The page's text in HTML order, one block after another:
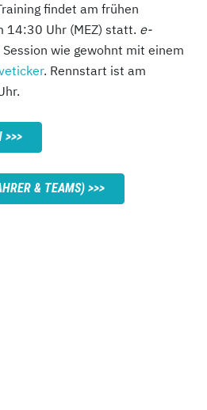
findet am frühen
14:30 Uhr (MEZ) statt. e-
wie gewohnt mit einem
. Rennstart ist am
& TEAMS)